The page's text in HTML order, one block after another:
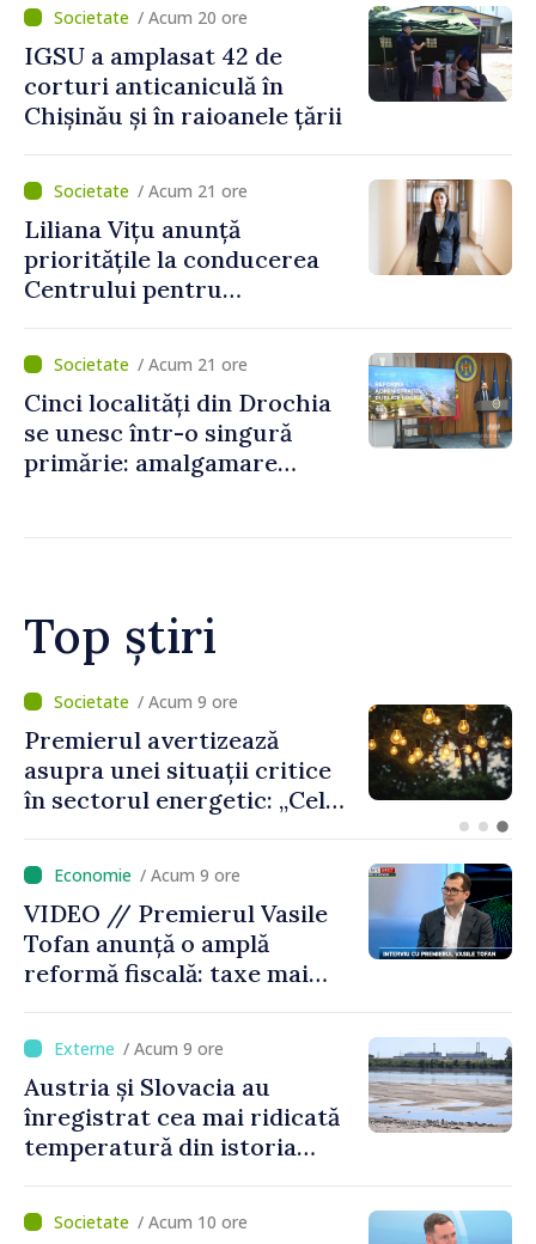
/ Acum 20 ore
IGSU a amplasat 42 de
corturi anticaniculă în
Chișinău și în raioanele țării
/ Acum 21 ore
Liliana Vițu anunță
prioritățile la conducerea
Centrului pentru
Contracarare a
Dezinformării: „Vom fi un
punct de reper pentru o
societate mai puternică și
mai rezistentă”
/ Acum 21 ore
Cinci localități din Drochia
se unesc într-o singură
primărie: amalgamare
Top știri
/ Acum 8 ore
Criza carburanților: Vasile
Tofan anunță că România va
sprijini Republica Moldova
/ Acum 9 ore
VIDEO // Premierul Vasile
Tofan anunță o amplă
reformă fiscală: taxe mai
mari pentru bănci, tutun și
jocurile de noroc
/ Acum 9 ore
Austria și Slovacia au
înregistrat cea mai ridicată
temperatură din istoria
/ Acum 10 ore